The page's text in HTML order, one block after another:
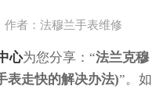
作者：法穆兰手表维修
心为您分享：“法兰克穆
表走快的解决办法)”。如